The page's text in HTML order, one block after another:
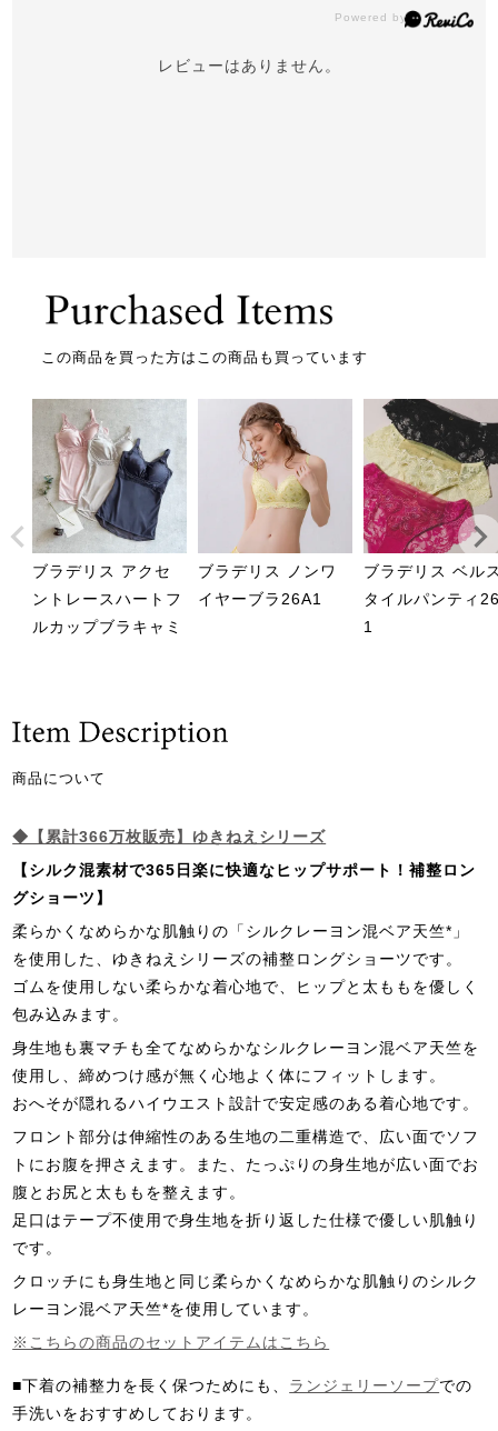
レビューはありません。
この商品を買った方はこの商品も買っています
ブラデリス アクセ
ントレースハートフ
ルカップブラキャミ
ブラデリス ノンワ
イヤーブラ26A1
ブラデリス ベル
タイルパンティ
1
商品について
◆【累計366万枚販売】ゆきねえシリーズ
【シルク混素材で365日楽に快適なヒップサポート！補整ロン
グショーツ】
柔らかくなめらかな肌触りの「シルクレーヨン混ベア天竺*」
を使用した、ゆきねえシリーズの補整ロングショーツです。
ゴムを使用しない柔らかな着心地で、ヒップと太ももを優しく
包み込みます。
身生地も裏マチも全てなめらかなシルクレーヨン混ベア天竺を
使用し、締めつけ感が無く心地よく体にフィットします。
おへそが隠れるハイウエスト設計で安定感のある着心地です。
フロント部分は伸縮性のある生地の二重構造で、広い面でソフ
トにお腹を押さえます。また、たっぷりの身生地が広い面でお
腹とお尻と太ももを整えます。
足口はテープ不使用で身生地を折り返した仕様で優しい肌触り
です。
クロッチにも身生地と同じ柔らかくなめらかな肌触りのシルク
レーヨン混ベア天竺*を使用しています。
※こちらの商品のセットアイテムはこちら
■下着の補整力を長く保つためにも、 ランジェリーソープでの
手洗いをおすすめしております。